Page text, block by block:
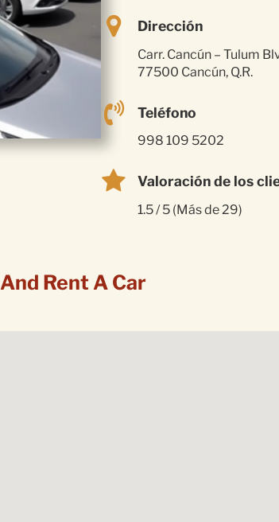
Dirección
Carr. Cancún – Tulum
77500 Cancún, Q.R.
Teléfono
998 109 5202
Valoración de los
1.5 / 5 (Más de 29)
Rent A Car